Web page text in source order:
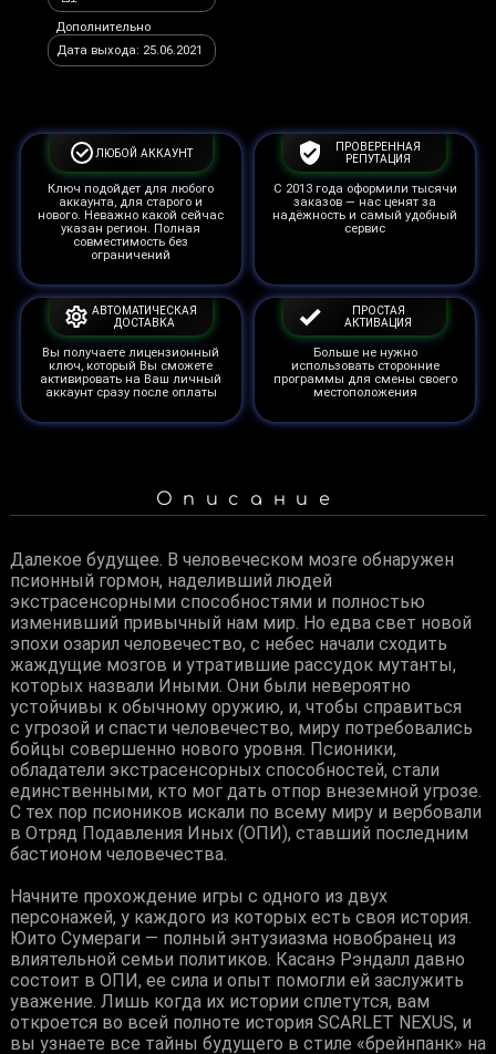
Дополнительно
Дата выхода: 25.06.2021
ЛЮБОЙ АККАУНТ
Ключ подойдет для любого
аккаунта, для старого и
нового. Неважно какой сейчас
указан регион. Полная
совместимость без
ограничений
ПРОВЕРЕННАЯ
РЕПУТАЦИЯ
С 2013 года оформили тысячи
заказов — нас ценят за
надёжность и самый удобный
сервис
АВТОМАТИЧЕСКАЯ
ДОСТАВКА
Вы получаете лицензионный
ключ, который Вы сможете
активировать на Ваш личный
аккаунт сразу после оплаты
ПРОСТАЯ
АКТИВАЦИЯ
Больше не нужно
использовать сторонние
программы для смены своего
местоположения
Описание
Далекое будущее. В человеческом мозге обнаружен
псионный гормон, наделивший людей
экстрасенсорными способностями и полностью
изменивший привычный нам мир. Но едва свет новой
эпохи озарил человечество, с небес начали сходить
жаждущие мозгов и утратившие рассудок мутанты,
которых назвали Иными. Они были невероятно
устойчивы к обычному оружию, и, чтобы справиться
с угрозой и спасти человечество, миру потребовались
бойцы совершенно нового уровня. Псионики,
обладатели экстрасенсорных способностей, стали
единственными, кто мог дать отпор внеземной угрозе.
С тех пор псиоников искали по всему миру и вербовали
в Отряд Подавления Иных (ОПИ), ставший последним
бастионом человечества.
Начните прохождение игры с одного из двух
персонажей, у каждого из которых есть своя история.
Юито Сумераги — полный энтузиазма новобранец из
влиятельной семьи политиков. Касанэ Рэндалл давно
состоит в ОПИ, ее сила и опыт помогли ей заслужить
уважение. Лишь когда их истории сплетутся, вам
откроется во всей полноте история SCARLET NEXUS, и
вы узнаете все тайны будущего в стиле «брейнпанк» на